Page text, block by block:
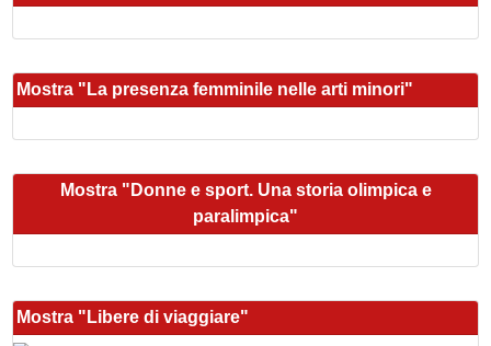
Mostra "La presenza femminile nelle arti minori"
Mostra "Donne e sport. Una storia olimpica e
paralimpica"
Mostra "Libere di viaggiare"